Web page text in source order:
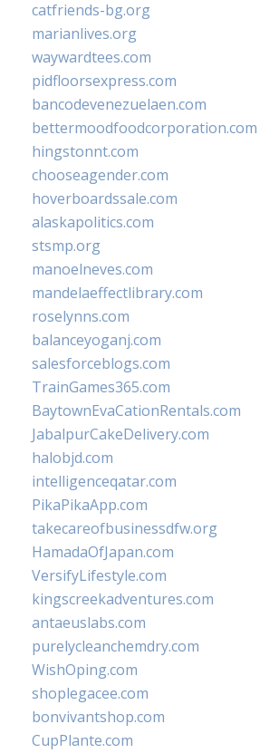
catfriends-bg.org
marianlives.org
waywardtees.com
pidfloorsexpress.com
bancodevenezuelaen.com
bettermoodfoodcorporation.com
hingstonnt.com
chooseagender.com
hoverboardssale.com
alaskapolitics.com
stsmp.org
manoelneves.com
mandelaeffectlibrary.com
roselynns.com
balanceyoganj.com
salesforceblogs.com
TrainGames365.com
BaytownEvaCationRentals.com
JabalpurCakeDelivery.com
halobjd.com
intelligenceqatar.com
PikaPikaApp.com
takecareofbusinessdfw.org
HamadaOfJapan.com
VersifyLifestyle.com
kingscreekadventures.com
antaeuslabs.com
purelycleanchemdry.com
WishOping.com
shoplegacee.com
bonvivantshop.com
CupPlante.com